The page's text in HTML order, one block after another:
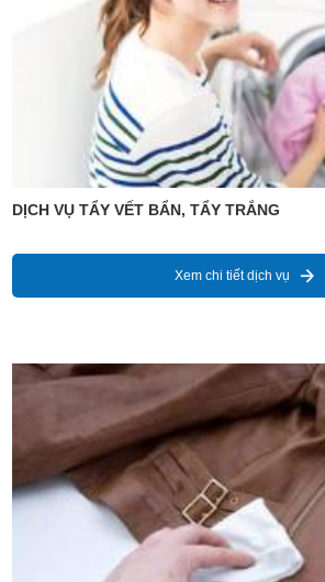
DỊCH VỤ TẨY VẾT BẨN, TẨY TRẮNG
Xem chi tiết dịch vụ